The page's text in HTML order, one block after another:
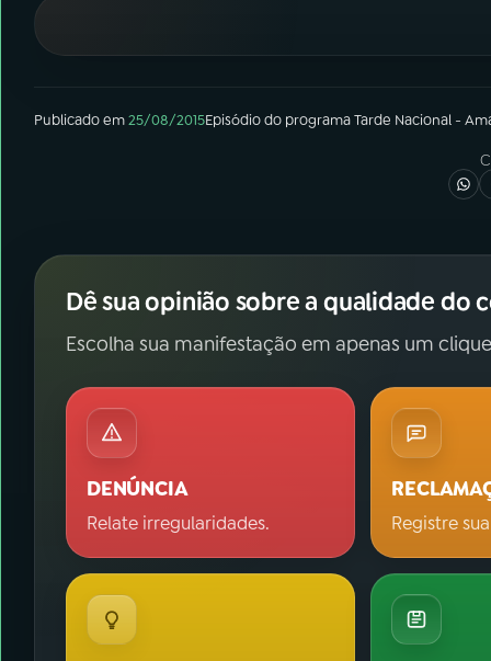
TikTok
Publicado em25/08/2015Episódiodo programaTarde Nacional -
Dê sua opinião sobre a qualidade do
Escolha sua manifestação em apenas um
DENÚNCIA
Relate irregularidades. Registre